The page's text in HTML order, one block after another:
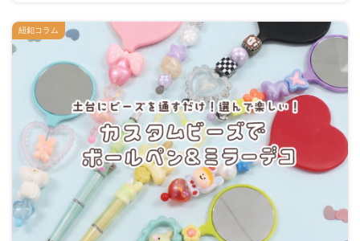
紐釦コラム